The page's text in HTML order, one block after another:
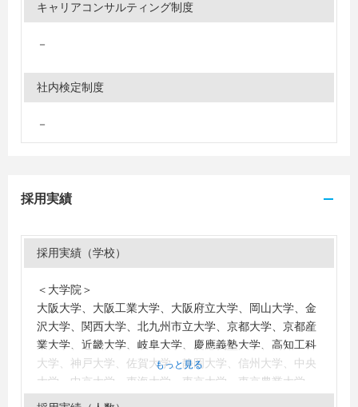
キャリアコンサルティング制度
－
社内検定制度
－
採用実績
採用実績（学校）
＜大学院＞
大阪大学、大阪工業大学、大阪府立大学、岡山大学、金
沢大学、関西大学、北九州市立大学、京都大学、京都産
業大学、近畿大学、岐阜大学、慶應義塾大学、高知工科
大学、神戸大学、佐賀大学、静岡大学、信州大学、中央
大学、中京大学、東海大学、東京大学、東京農業大学、
東京理科大学、富山大学、豊橋技術科学大学、同志社大
もっと見る